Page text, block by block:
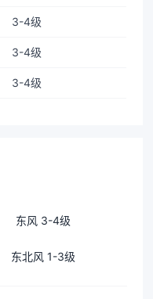
3-4级
3-4级
3-4级
东风 3-4级
东北风 1-3级